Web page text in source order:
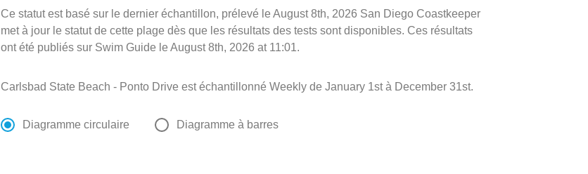
Ce statut est basé sur le dernier échantillon, prélevé le August 8th, 2026 San Diego Coastkeeper
met à jour le statut de cette plage dès que les résultats des tests sont disponibles. Ces résultats
ont été publiés sur Swim Guide le August 8th, 2026 at 11:01.
Carlsbad State Beach - Ponto Drive est échantillonné Weekly de January 1st à December 31st.
Diagramme circulaire Diagramme à barres